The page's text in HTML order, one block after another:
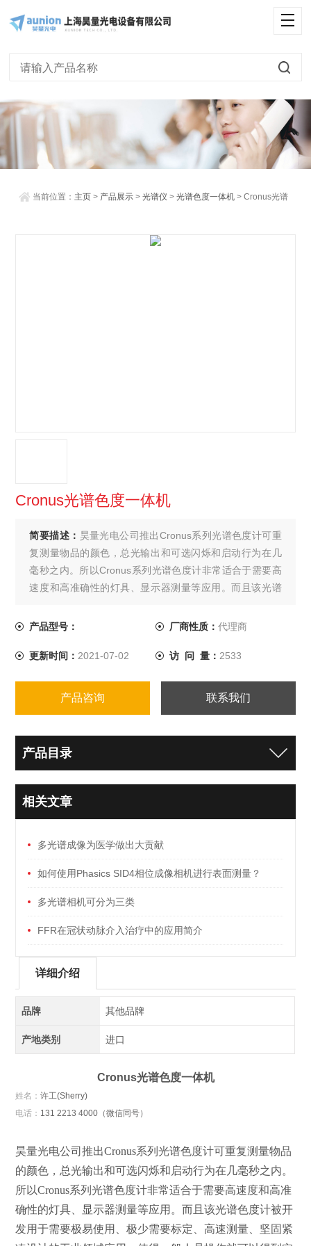
当前位置： 主页 > 产品展示 >光谱仪 >光谱色度一体机 > Cronus光谱
Cronus光谱色度一体机
简要描述： 昊量光电公司推出Cronus系列光谱色度计可重
复测量物品的颜色，总光输出和可选闪烁和启动行为在几
毫秒之内。所以Cronus系列光谱色度计非常适合于需要高
速度和高准确性的灯具、显示器测量等应用。而且该光谱
量、坚固紧凑设计的工业领域应用，使得一般人员操作就
产品型号： 厂商性质： 代理商
更新时间： 2021-07-02 访 问 量： 2533
产品咨询 联系我们
产品目录
相关文章
多光谱成像为医学做出大贡献
如何使用Phasics SID4相位成像相机进行表面测量？
多光谱相机可分为三类
FFR在冠状动脉介入治疗中的应用简介
详细介绍
品牌 其他品牌
产地类别 进口
Cronus光谱色度一体机
姓名：许工(Sherry)
电话： 131 2213 4000（微信同号）
昊量光电公司推出Cronus系列光谱色度计可重复测量物品
的颜色，总光输出和可选闪烁和启动行为在几毫秒之内。
所以Cronus系列光谱色度计非常适合于需要高速度和高准
确性的灯具、显示器测量等应用。而且该光谱色度计被开
发用于需要极易使用、极少需要标定、高速测量、坚固紧